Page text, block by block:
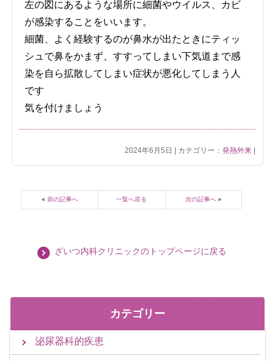
左の図にあるような場所に細菌やウイルス、カビ
が感染することをいいます。
細菌、よく経験するのが鼻水が出たときにティッ
シュで鼻をかまず、すすってしまい下気道まで感
染を自ら拡散してしまい症状が悪化してしまう人
です
気を付けましょう
2024年6月5日 | カテゴリー： 発熱外来|
« 前の記事へ 一覧へ戻る 次の記事へ»
ざいつ内科クリニックのトップページに戻る
カテゴリー
泌尿器科的疾患